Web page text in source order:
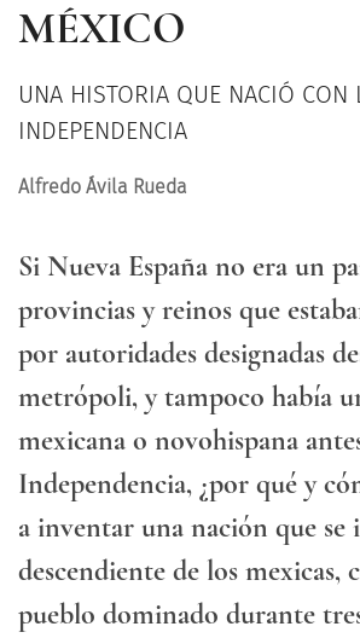
MÉXICO
UNA HISTORIA QUE NACIÓ CON
INDEPENDENCIA
Alfredo Ávila Rueda
Si Nueva España no era un
provincias y reinos que
por autoridades designadas
metrópoli, y tampoco había
mexicana o novohispana
Independencia, ¿por qué y
a inventar una nación que se
descendiente de los mexicas,
pueblo dominado durante